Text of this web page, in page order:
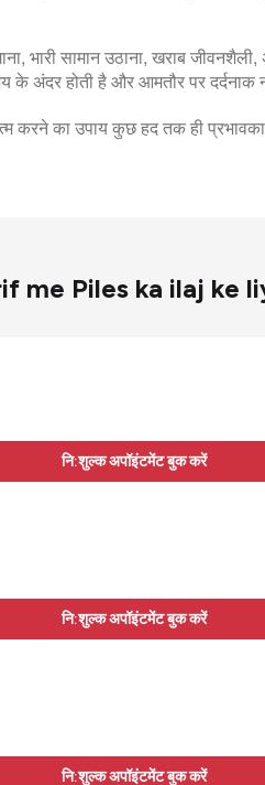
भारी सामान उठाना, खराब
अंदर होती है और आमतौर पर दर्दनाक
करने का उपाय कुछ हद तक ही
me Piles ka ilaj
नि:शुल्क अपॉइंटमेंट बुक करें
नि:शुल्क अपॉइंटमेंट बुक करें
नि:शुल्क अपॉइंटमेंट बुक करें